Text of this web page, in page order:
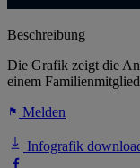
Beschreibung
Die Grafik zeigt die
einem
Melden
Infografik